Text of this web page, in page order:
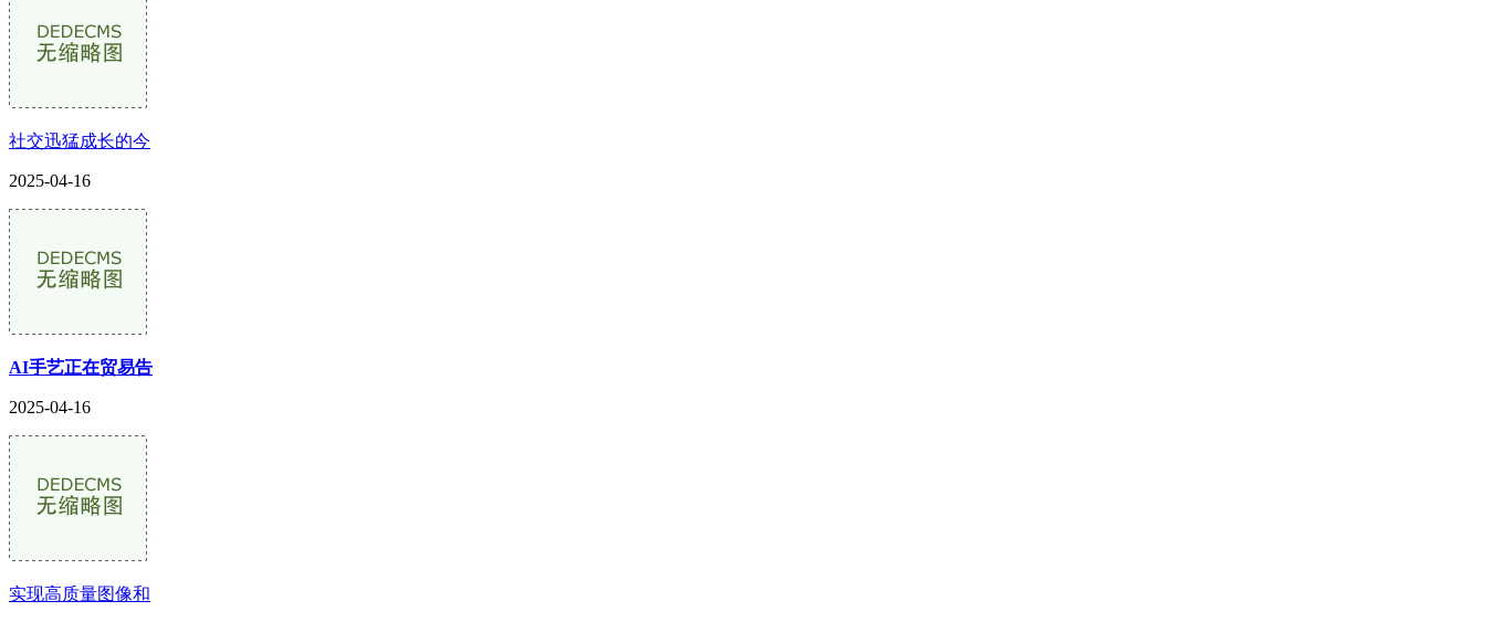
社交迅猛成长的今
2025-04-16
AI手艺正在贸易告
2025-04-16
实现高质量图像和